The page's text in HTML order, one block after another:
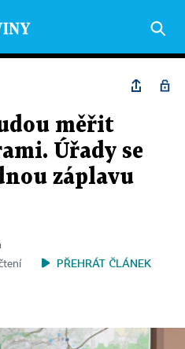
měřit
Úřady se
záplavu
PŘEHRÁT ČLÁNEK